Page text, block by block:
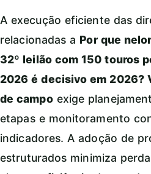
A execução eficiente das
relacionadas a Por que
32º leilão com 150 touros
2026 é decisivo em 2026?
de campoexige
etapas e monitoramento
indicadores. A adoção de
estruturados minimiza